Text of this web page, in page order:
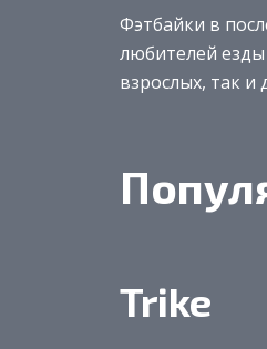
Фэтбайки в
любителей
взрослых, так и
Trike